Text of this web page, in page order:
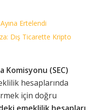
Ertelendi
Dış Ticarette Kripto
Komisyonu (SEC)
hesaplarında
için doğru